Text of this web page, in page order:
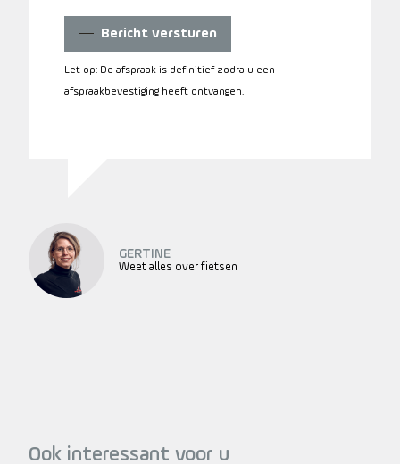
Bericht versturen
Let op: De afspraak is definitief zodra u een
afspraakbevestiging heeft ontvangen.
GERTINE
Weet alles over fietsen
Ook interessant voor u